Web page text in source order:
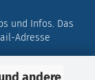
andere
und Infos. Das
Adresse